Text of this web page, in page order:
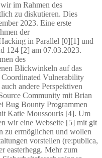
im Rahmen des
zu diskutieren. Dies
2023. Eine erste
der
in Parallel [0][1] und
124 [2] am 07.03.2023.
des
Blickwinkeln auf das
Vulnerability
andere Perspektiven
Community mit Brian
Bug Bounty Programmen
Katie Moussouris [4]. Um
wir eine Webseite [5] mit git
zu ermöglichen und wollen
vorstellen (re:publica,
easterhegg. Mehr zum